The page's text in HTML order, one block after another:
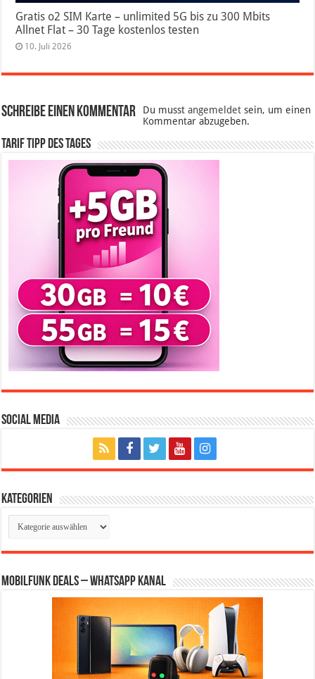
Gratis o2 SIM Karte – unlimited 5G bis zu 300 Mbits
Allnet Flat – 30 Tage kostenlos testen
10. Juli 2026
Schreibe einen Kommentar Du musstangemeldet sein, um einen
Kommentar abzugeben.
Tarif Tipp des Tages
Social Media
Kategorien
Kategorien
Mobilfunk Deals – WhatsApp Kanal